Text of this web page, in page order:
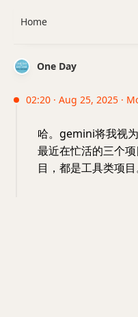
One Day
02:20 · Aug 25, 2025 ·
哈。gemini将我视
最近在忙活的三个
目，都是工具类项目
Home